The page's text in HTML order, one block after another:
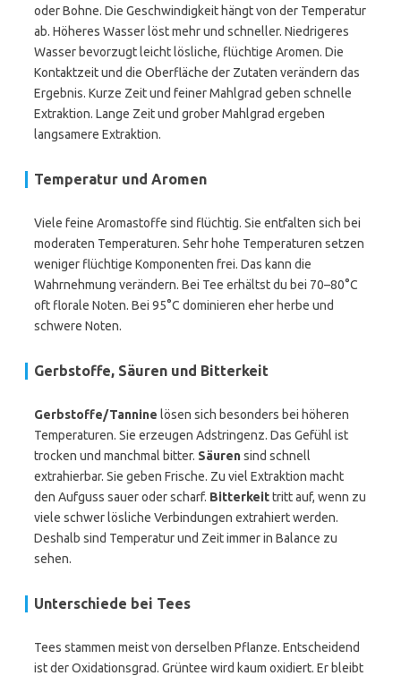
oder Bohne. Die Geschwindigkeit hängt von der Temperatur
ab. Höheres Wasser löst mehr und schneller. Niedrigeres
Wasser bevorzugt leicht lösliche, flüchtige Aromen. Die
Kontaktzeit und die Oberfläche der Zutaten verändern das
Ergebnis. Kurze Zeit und feiner Mahlgrad geben schnelle
Extraktion. Lange Zeit und grober Mahlgrad ergeben
langsamere Extraktion.
Temperatur und Aromen
Viele feine Aromastoffe sind flüchtig. Sie entfalten sich bei
moderaten Temperaturen. Sehr hohe Temperaturen setzen
weniger flüchtige Komponenten frei. Das kann die
Wahrnehmung verändern. Bei Tee erhältst du bei 70–80°C
oft florale Noten. Bei 95°C dominieren eher herbe und
schwere Noten.
Gerbstoffe, Säuren und Bitterkeit
Gerbstoffe/Tannine lösen sich besonders bei höheren
Temperaturen. Sie erzeugen Adstringenz. Das Gefühl ist
trocken und manchmal bitter. Säurensind schnell
extrahierbar. Sie geben Frische. Zu viel Extraktion macht
den Aufguss sauer oder scharf. Bitterkeittritt auf, wenn zu
viele schwer lösliche Verbindungen extrahiert werden.
Deshalb sind Temperatur und Zeit immer in Balance zu
sehen.
Unterschiede bei Tees
Tees stammen meist von derselben Pflanze. Entscheidend
ist der Oxidationsgrad. Grüntee wird kaum oxidiert. Er bleibt